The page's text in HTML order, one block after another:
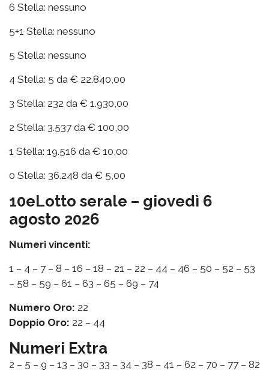
6 Stella: nessuno
5+1 Stella: nessuno
5 Stella: nessuno
4 Stella: 5 da € 22.840,00
3 Stella: 232 da € 1.930,00
2 Stella: 3.537 da € 100,00
1 Stella: 19.516 da € 10,00
0 Stella: 36.248 da € 5,00
10eLotto serale – giovedì 6
agosto 2026
Numeri vincenti:
1 – 4 – 7 – 8 – 16 – 18 – 21 – 22 – 44 – 46 – 50 – 52 – 53
– 58 – 59 – 61 – 63 – 65 – 69 – 74
Numero Oro: 22
Doppio Oro: 22 – 44
Numeri Extra
2 – 5 – 9 – 13 – 30 – 33 – 34 – 38 – 41 – 62 – 70 – 77 – 82